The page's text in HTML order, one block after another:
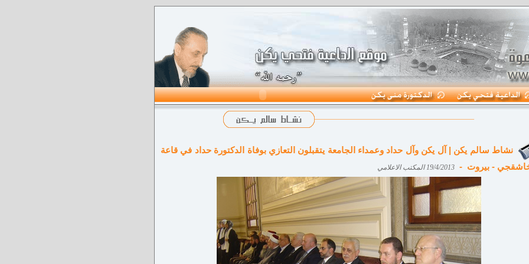
نشاط سالم يكن | آل يكن وآل حداد وعمداء الجامعة يتقبلون التعازي بوفاة الدكتورة حداد في قاعة
- بيروت - 19/4/2013 المكتب الاعلامي